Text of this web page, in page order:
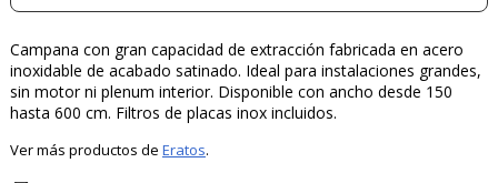
Campana con gran capacidad de extracción fabricada en acero
inoxidable de acabado satinado. Ideal para instalaciones grandes,
sin motor ni plenum interior. Disponible con ancho desde 150
hasta 600 cm. Filtros de placas inox incluidos.
Ver más productos de Eratos.